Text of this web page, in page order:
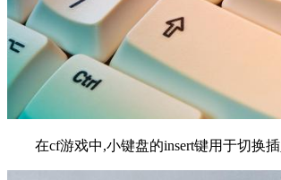
在cf游戏中,小键盘的insert键用于切换